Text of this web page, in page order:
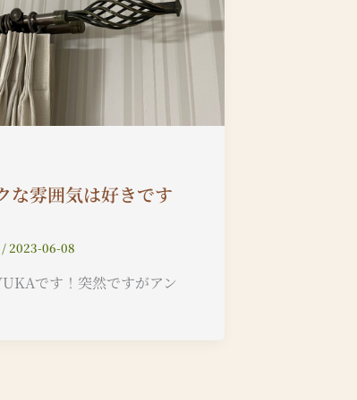
な雰囲気は好きです
/2023-06-08
です！突然ですがアン